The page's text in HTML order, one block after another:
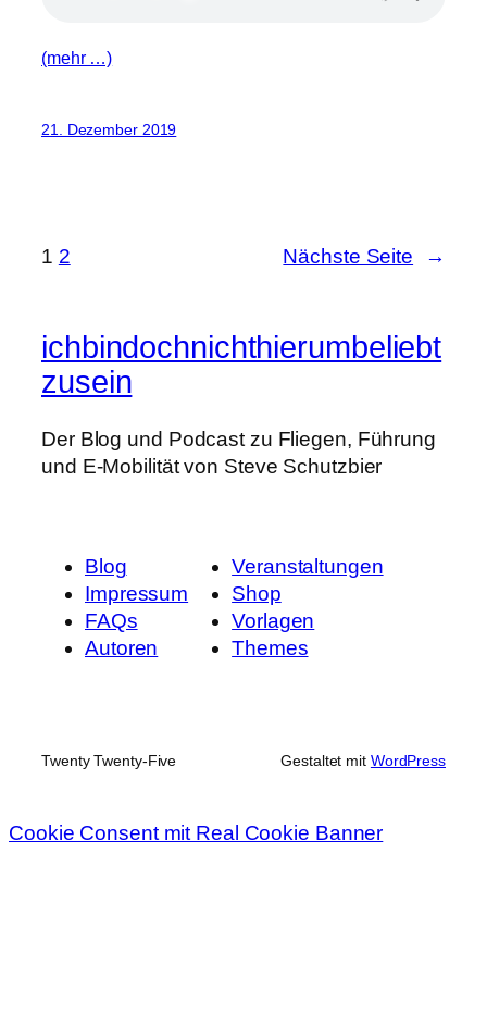
(mehr …)
21. Dezember 2019
1 2 Nächste Seite →
ichbindochnichthierumbeliebt
zusein
Der Blog und Podcast zu Fliegen, Führung
und E-Mobilität von Steve Schutzbier
Blog
Impressum
FAQs
Autoren
Veranstaltungen
Shop
Vorlagen
Themes
Twenty Twenty-Five Gestaltet mit WordPress
Cookie Consent mit Real Cookie Banner